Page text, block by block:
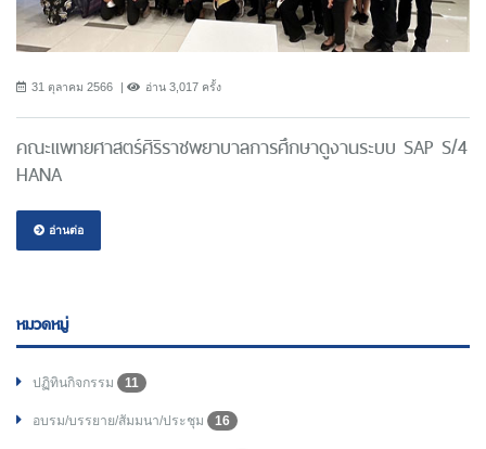
31 ตุลาคม 2566 อ่าน 3,017 ครั้ง
คณะแพทยศาสตร์ศิริราชพยาบาลการศึกษาดูงานระบบ SAP S/4
HANA
อ่านต่อ
หมวดหมู่
ปฏิทินกิจกรรม 11
อบรม/บรรยาย/สัมมนา/ประชุม 16